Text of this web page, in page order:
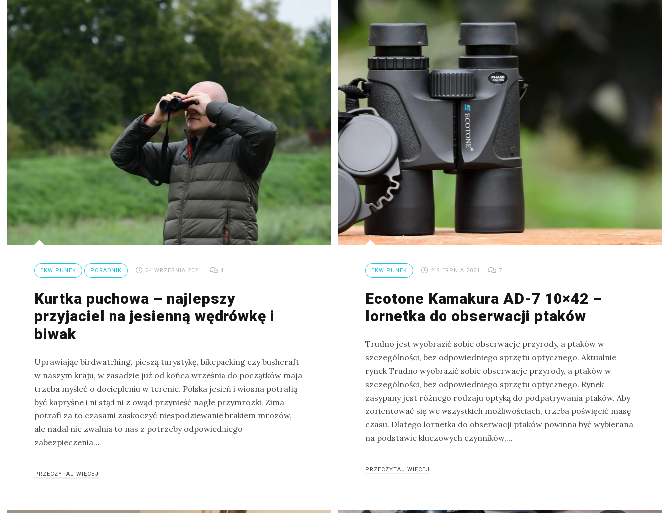
EKWIPUNEK PORADNIK 24 WRZEŚNIA 2021 4
Kurtka puchowa – najlepszy
przyjaciel na jesienną wędrówkę i
biwak
Uprawiając birdwatching, pieszą turystykę, bikepacking czy bushcraft
w naszym kraju, w zasadzie już od końca września do początków maja
trzeba myśleć o dociepleniu w terenie. Polska jesień i wiosna potrafią
być kapryśne i ni stąd ni z owąd przynieść nagłe przymrozki. Zima
potrafi za to czasami zaskoczyć niespodziewanie brakiem mrozów,
ale nadal nie zwalnia to nas z potrzeby odpowiedniego
zabezpieczenia…
PRZECZYTAJ WIĘCEJ
EKWIPUNEK 2 SIERPNIA 2021 7
Ecotone Kamakura AD-7 10×42 –
lornetka do obserwacji ptaków
Trudno jest wyobrazić sobie obserwacje przyrody, a ptaków w
szczególności, bez odpowiedniego sprzętu optycznego. Aktualnie
rynek Trudno wyobrazić sobie obserwacje przyrody, a ptaków w
szczególności, bez odpowiedniego sprzętu optycznego. Rynek
zasypany jest różnego rodzaju optyką do podpatrywania ptaków. Aby
zorientować się we wszystkich możliwościach, trzeba poświęcić masę
czasu. Dlatego lornetka do obserwacji ptaków powinna być wybierana
na podstawie kluczowych czynników,…
PRZECZYTAJ WIĘCEJ